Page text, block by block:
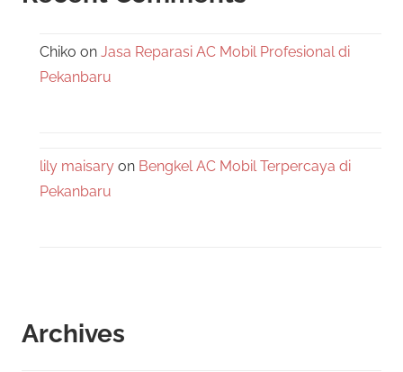
Chiko on Jasa Reparasi AC Mobil Profesional di
Pekanbaru
lily maisary on Bengkel AC Mobil Terpercaya di
Pekanbaru
Archives